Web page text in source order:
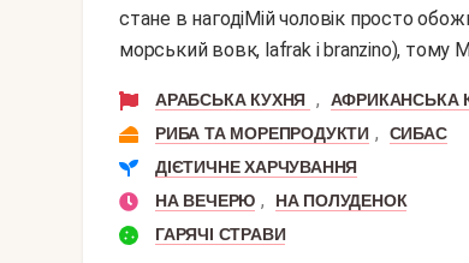
стане в нагодіМій чоловік просто
морський вовк, lafrak і branzino), тому
АРАБСЬКА КУХНЯ , АФРИКАНСЬКА
РИБА ТА МОРЕПРОДУКТИ ,
СИБАС
ДІЄТИЧНЕ ХАРЧУВАННЯ
НА ВЕЧЕРЮ ,
НА ПОЛУДЕНОК
ГАРЯЧІ СТРАВИ